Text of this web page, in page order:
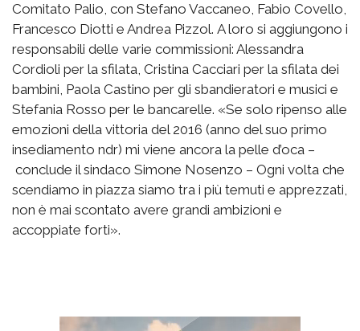
Comitato Palio, con Stefano Vaccaneo, Fabio Covello,
Francesco Diotti e Andrea Pizzol. A loro si aggiungono i
responsabili delle varie commissioni: Alessandra
Cordioli per la sfilata, Cristina Cacciari per la sfilata dei
bambini, Paola Castino per gli sbandieratori e musici e
Stefania Rosso per le bancarelle. «Se solo ripenso alle
emozioni della vittoria del 2016 (anno del suo primo
insediamento ndr) mi viene ancora la pelle d’oca –
conclude il sindaco Simone Nosenzo – Ogni volta che
scendiamo in piazza siamo tra i più temuti e apprezzati,
non è mai scontato avere grandi ambizioni e
accoppiate forti».